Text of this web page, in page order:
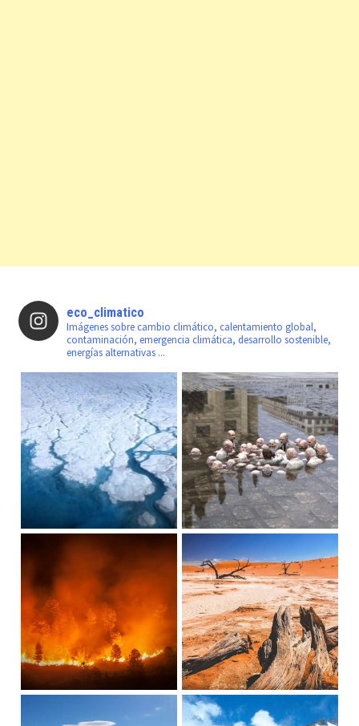
eco_climatico
Imágenes sobre cambio climático, calentamiento global,
contaminación, emergencia climática, desarrollo sostenible,
energías alternativas ...